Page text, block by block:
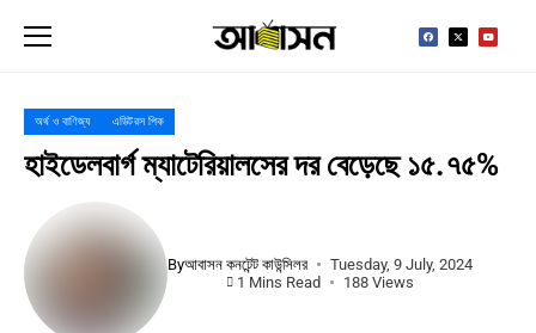
অর্থ ও বাণিজ্য এডিটরস পিক
হাইডেলবার্গ ম্যাটেরিয়ালসের দর বেড়েছে ১৫.৭৫%
Byআবাসন কনটেন্ট কাউন্সিলর
Tuesday, 9 July, 2024
1 Mins Read
188 Views